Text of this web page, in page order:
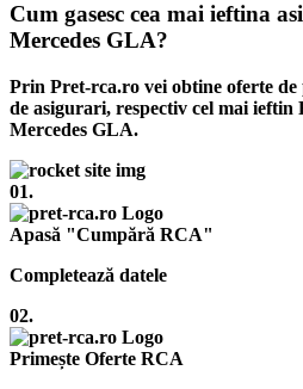
Cum gasesc cea mai ieftina
Mercedes GLA?
Prin Pret-rca.ro vei obtine oferte de
de asigurari, respectiv cel mai
Mercedes GLA.
01.
Apasă "Cumpără RCA"
Completează datele
02.
Primește Oferte RCA